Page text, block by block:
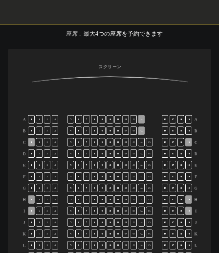
座席 : 最大4つの座席を予約できます
スクリーン
A
B
C
D
E
F
G
H
I
J
K
L
A
B
C
D
E
F
G
H
I
J
K
L
1 2 3 4 5 6 7 8 9 10 11 12 13 14 16 17 18 19
1 2 3 4 5 6 7 8 9 10 11 12 13 14 16 17 18 19
1 2 3 4 5 6 7 8 9 10 11 12 13 14 15 16 17 18 19
1 2 3 4 5 6 7 8 9 10 11 12 13 14 15 16 17 18 19
2 3 4 5 6 7 8 9 10 12 13 14 15 16 17 18 19
1 2 3 4 5 6 7 8 9 10 11 12 13 14 15 16 17 18 19
2 3 4 5 6 7 8 9 10 12 13 14 15 16 17 18 19
1 2 3 4 5 6 7 8 9 10 11 12 13 14 15 16 17 18 19
2 3 5 6 7 9 10 11 12 13 14 15 16 17 18
1 2 3 4 5 6 7 8 9 10 11 12 13 14 15 16 17 18 19
1 2 3 4 5 6 7 8 9 10 11 12 13 14 15 16 17 18 19
1 2 3 4 5 6 7 8 9 10 11 12 13 14 15 16 17 18 19